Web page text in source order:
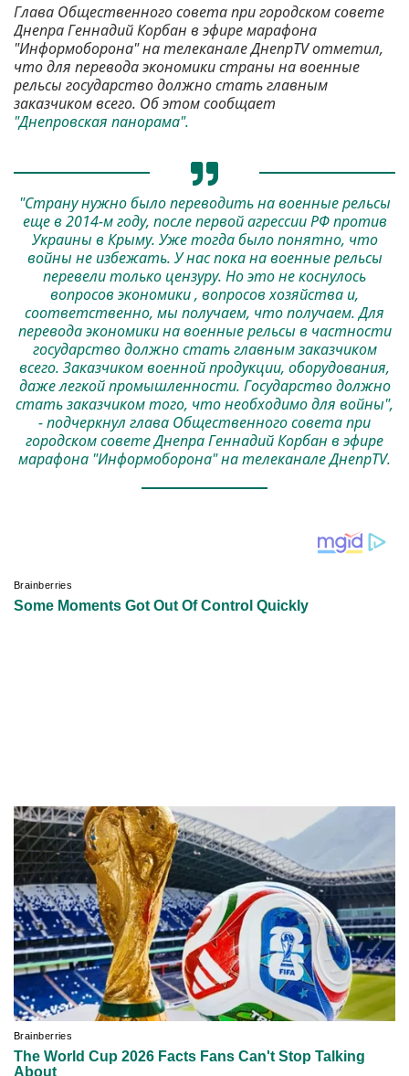
Глава Общественного совета при городском совете
Днепра Геннадий Корбан в эфире марафона
"Информоборона" на телеканале ДнепрTV отметил,
что для перевода экономики страны на военные
рельсы государство должно стать главным
заказчиком всего. Об этом сообщает
"Днепровская панорама".
"Страну нужно было переводить на военные рельсы
еще в 2014-м году, после первой агрессии РФ против
Украины в Крыму. Уже тогда было понятно, что
войны не избежать. У нас пока на военные рельсы
перевели только цензуру. Но это не коснулось
вопросов экономики , вопросов хозяйства и,
соответственно, мы получаем, что получаем. Для
перевода экономики на военные рельсы в частности
государство должно стать главным заказчиком
всего. Заказчиком военной продукции, оборудования,
даже легкой промышленности. Государство должно
стать заказчиком того, что необходимо для войны",
- подчеркнул глава Общественного совета при
городском совете Днепра Геннадий Корбан в эфире
марафона "Информоборона" на телеканале ДнепрTV.